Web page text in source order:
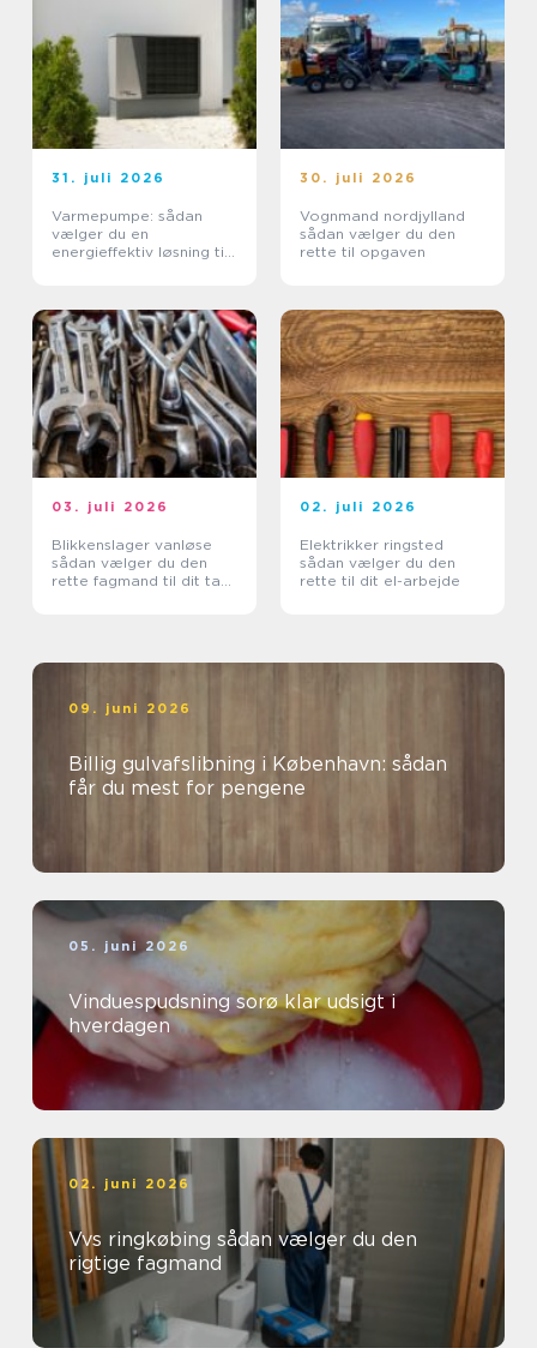
31. juli 2026
Varmepumpe: sådan
vælger du en
energieffektiv løsning til
30. juli 2026
Vognmand nordjylland
sådan vælger du den
rette til opgaven
03. juli 2026
Blikkenslager vanløse
sådan vælger du den
rette fagmand til dit tag
02. juli 2026
Elektrikker ringsted
sådan vælger du den
rette til dit el-arbejde
09. juni 2026
Billig gulvafslibning i København: sådan
får du mest for pengene
05. juni 2026
Vinduespudsning sorø klar udsigt i
hverdagen
02. juni 2026
Vvs ringkøbing sådan vælger du den
rigtige fagmand